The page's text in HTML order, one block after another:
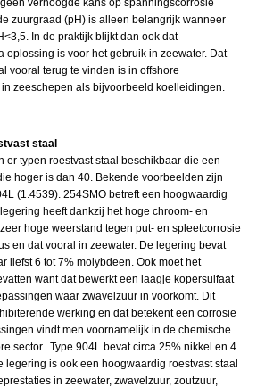
verhoogde kans op spanningscorrosie
zuurgraad (pH) is alleen belangrijk wanneer
In de praktijk blijkt dan ook dat
oplossing is voor het gebruik in zeewater. Dat
vooral terug te vinden is in offshore
zeeschepen als bijvoorbeeld koelleidingen.
staal
er typen roestvast staal beschikbaar die een
hoger is dan 40. Bekende voorbeelden zijn
(1.4539). 254SMO betreft een hoogwaardig
heeft dankzij het hoge chroom- en
hoge weerstand tegen put- en spleetcorrosie
en dat vooral in zeewater. De legering bevat
liefst 6 tot 7% molybdeen. Ook moet het
want dat bewerkt een laagje kopersulfaat
waar zwavelzuur in voorkomt. Dit
werking en dat betekent een corrosie
vindt men voornamelijk in de chemische
sector. Type 904L bevat circa 25% nikkel en 4
legering is ook een hoogwaardig roestvast staal
in zeewater, zwavelzuur, zoutzuur,